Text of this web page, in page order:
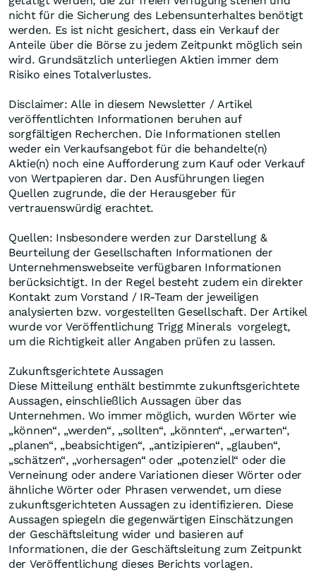
nicht für die Sicherung des Lebensunterhaltes benötigt
werden. Es ist nicht gesichert, dass ein Verkauf der
Anteile über die Börse zu jedem Zeitpunkt möglich sein
wird. Grundsätzlich unterliegen Aktien immer dem
Risiko eines Totalverlustes.
Disclaimer: Alle in diesem Newsletter / Artikel
veröffentlichten Informationen beruhen auf
sorgfältigen Recherchen. Die Informationen stellen
weder ein Verkaufsangebot für die behandelte(n)
Aktie(n) noch eine Aufforderung zum Kauf oder Verkauf
von Wertpapieren dar. Den Ausführungen liegen
Quellen zugrunde, die der Herausgeber für
vertrauenswürdig erachtet.
Quellen: Insbesondere werden zur Darstellung &
Beurteilung der Gesellschaften Informationen der
Unternehmenswebseite verfügbaren Informationen
berücksichtigt. In der Regel besteht zudem ein direkter
Kontakt zum Vorstand / IR-Team der jeweiligen
analysierten bzw. vorgestellten Gesellschaft. Der Artikel
wurde vor Veröffentlichung Trigg Minerals vorgelegt,
um die Richtigkeit aller Angaben prüfen zu lassen.
Zukunftsgerichtete Aussagen
Diese Mitteilung enthält bestimmte zukunftsgerichtete
Aussagen, einschließlich Aussagen über das
Unternehmen. Wo immer möglich, wurden Wörter wie
„können“, „werden“, „sollten“, „könnten“, „erwarten“,
„planen“, „beabsichtigen“, „antizipieren“, „glauben“,
„schätzen“, „vorhersagen“ oder „potenziell“ oder die
Verneinung oder andere Variationen dieser Wörter oder
ähnliche Wörter oder Phrasen verwendet, um diese
zukunftsgerichteten Aussagen zu identifizieren. Diese
Aussagen spiegeln die gegenwärtigen Einschätzungen
der Geschäftsleitung wider und basieren auf
Informationen, die der Geschäftsleitung zum Zeitpunkt
der Veröffentlichung dieses Berichts vorlagen.